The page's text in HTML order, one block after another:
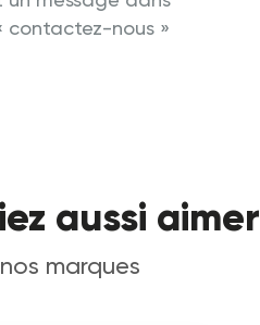
contactez-nous »
aussi aimer
marques